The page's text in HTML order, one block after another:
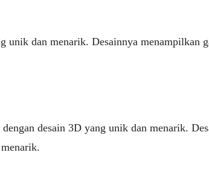
unik dan menarik. Desainnya
desain 3D yang unik dan menarik.